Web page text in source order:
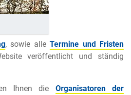
, sowie alleTermine und Fristen
veröffentlicht und ständig
Ihnen die Organisatoren der